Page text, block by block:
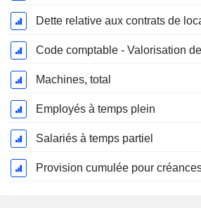
Dette relative aux contrats de
Code comptable - Valorisation
Machines, total
Employés à temps plein
Salariés à temps partiel